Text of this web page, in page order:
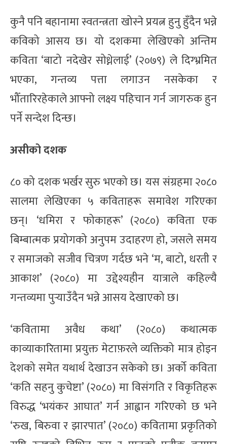
कुनै पनि बहानामा स्वतन्त्रता खोस्ने प्रयत्न हुनु हुँदैन भन्ने
कविको आसय छ। यो दशकमा लेखिएको अन्तिम
कविता ‘बाटो नदेखेर सोध्नेलाई’ (२०७९) ले दिग्भ्रमित
भएका, गन्तव्य पत्ता लगाउन नसकेका र
भौँतारिरहेकाले आफ्नो लक्ष्य पहिचान गर्न जागरुक हुन
पर्ने सन्देश दिन्छ।
असीको दशक
८० को दशक भर्खर सुरु भएको छ। यस संग्रहमा २०८०
सालमा लेखिएका ५ कविताहरू समावेश गरिएका
छन्। ‘धमिरा र फोकाहरू’ (२०८०) कविता एक
बिम्बात्मक प्रयोगको अनुपम उदाहरण हो, जसले समय
र समाजको सजीव चित्रण गर्दछ भने ‘म, बाटो, धरती र
आकाश’ (२०८०) मा उद्देश्यहीन यात्राले कहिल्यै
गन्तव्यमा पुर्‍याउँदैन भन्ने आसय देखाएको छ।
‘कवितामा अवैध कथा’ (२०८०) कथात्मक
काव्याकारितामा प्रयुक्त मेटाफ़रले व्यक्तिको मात्र होइन
देशको समेत यथार्थ देखाउन सकेको छ। अर्को कविता
‘कति सहनु कुचेष्टा’ (२०८०) मा विसंगति र विकृतिहरू
विरुद्ध ‘भयंकर आघात’ गर्न आह्वान गरिएको छ भने
‘रुख, बिरुवा र झारपात’ (२०८०) कवितामा प्रकृतिको